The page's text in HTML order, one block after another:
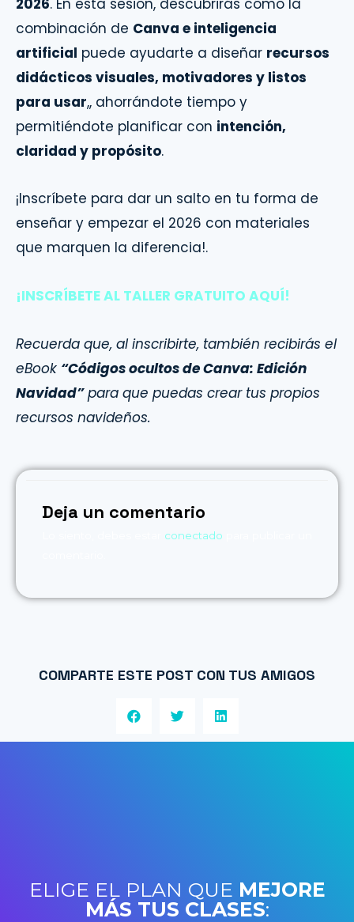
combinación de Canva e inteligencia
artificial puede ayudarte a diseñar recursos
didácticos visuales, motivadores y listos
para usar,, ahorrándote tiempo y
permitiéndote planificar con intención,
claridad y propósito.
¡Inscríbete para dar un salto en tu forma de
enseñar y empezar el 2026 con materiales
que marquen la diferencia!.
¡INSCRÍBETE AL TALLER GRATUITO AQUÍ!
Recuerda que, al inscribirte, también recibirás el
eBook “Códigos ocultos de Canva: Edición
Navidad”para que puedas crear tus propios
recursos navideños.
Deja un comentario
conectado
COMPARTE ESTE POST CON TUS AMIGOS
ELIGE EL PLAN QUE MEJORE
MÁS TUS CLASES: